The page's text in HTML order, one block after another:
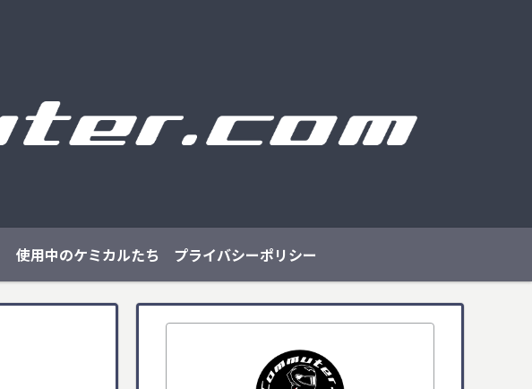
使用中のケミカルたち プライバシーポリシー